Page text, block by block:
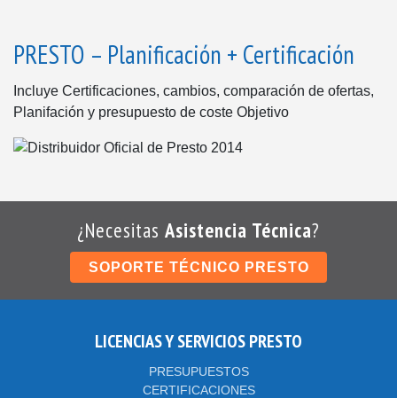
página
de
producto
PRESTO – Planificación + Certificación
Incluye Certificaciones, cambios, comparación de ofertas,
Planifación y presupuesto de coste Objetivo
¿Necesitas Asistencia Técnica?
SOPORTE TÉCNICO PRESTO
LICENCIAS Y SERVICIOS PRESTO
PRESUPUESTOS
CERTIFICACIONES